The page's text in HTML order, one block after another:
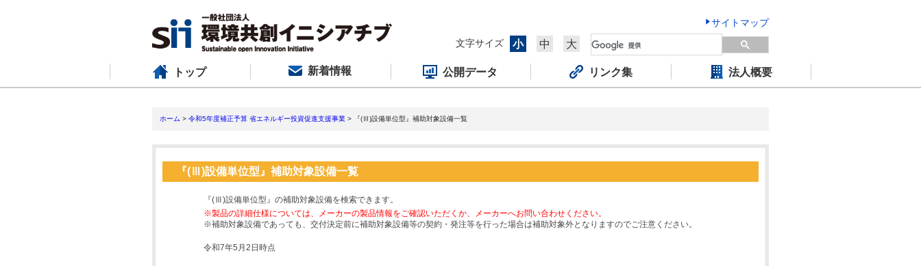
サイトマップ
文字サイズ
小 中 大
トップ 新着情報 公開データ リンク集 法人概要
ホーム > 令和5年度補正予算 省エネルギー投資促進支援事業 > 『(Ⅲ)設備単位型』補助対象設備一覧
『(Ⅲ)設備単位型』補助対象設備一覧
『(Ⅲ)設備単位型』の補助対象設備を検索できます。
※製品の詳細仕様については、メーカーの製品情報をご確認いただくか、メーカーへお問い合わせください。
※補助対象設備であっても、交付決定前に補助対象設備等の契約・発注等を行った場合は補助対象外となりますのでご注意ください。
令和7年5月2日時点